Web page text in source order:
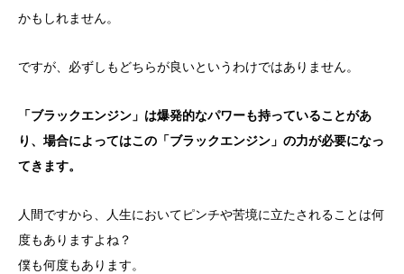
かもしれません。
ですが、必ずしもどちらが良いというわけではありません。
「ブラックエンジン」は爆発的なパワーも持っていることがあ
り、場合によってはこの「ブラックエンジン」の力が必要になっ
てきます。
人間ですから、人生においてピンチや苦境に立たされることは何
度もありますよね？
僕も何度もあります。